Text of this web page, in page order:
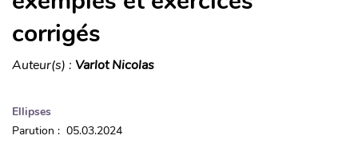
corrigés
Auteur(s) : Varlot Nicolas
Ellipses
Parution : 05.03.2024